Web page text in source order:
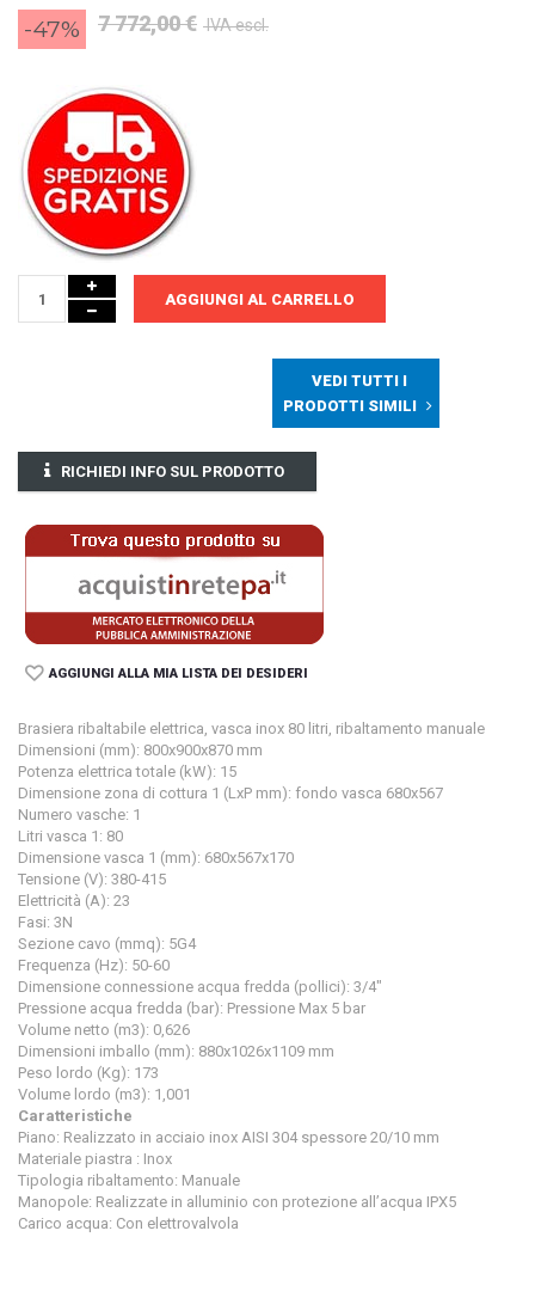
-47% 7 772,00 € IVA escl.
AGGIUNGI AL CARRELLO
VEDI TUTTI I
PRODOTTI SIMILI
RICHIEDI INFO SUL PRODOTTO
AGGIUNGI ALLA MIA LISTA DEI DESIDERI
Brasiera ribaltabile elettrica, vasca inox 80 litri, ribaltamento manuale
Dimensioni (mm): 800x900x870 mm
Potenza elettrica totale (kW): 15
Dimensione zona di cottura 1 (LxP mm): fondo vasca 680x567
Numero vasche: 1
Litri vasca 1: 80
Dimensione vasca 1 (mm): 680x567x170
Tensione (V): 380-415
Elettricità (A): 23
Fasi: 3N
Sezione cavo (mmq): 5G4
Frequenza (Hz): 50-60
Dimensione connessione acqua fredda (pollici): 3/4"
Pressione acqua fredda (bar): Pressione Max 5 bar
Volume netto (m3): 0,626
Dimensioni imballo (mm): 880x1026x1109 mm
Peso lordo (Kg): 173
Volume lordo (m3): 1,001
Caratteristiche
Piano: Realizzato in acciaio inox AISI 304 spessore 20/10 mm
Materiale piastra : Inox
Tipologia ribaltamento: Manuale
Manopole: Realizzate in alluminio con protezione all’acqua IPX5
Carico acqua: Con elettrovalvola